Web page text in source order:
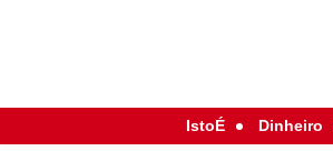
IstoÉ Dinheiro